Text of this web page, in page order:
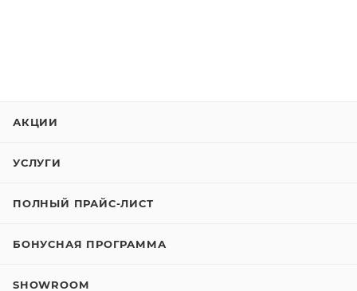
АКЦИИ
УСЛУГИ
ПОЛНЫЙ ПРАЙС-ЛИСТ
БОНУСНАЯ ПРОГРАММА
SHOWROOM